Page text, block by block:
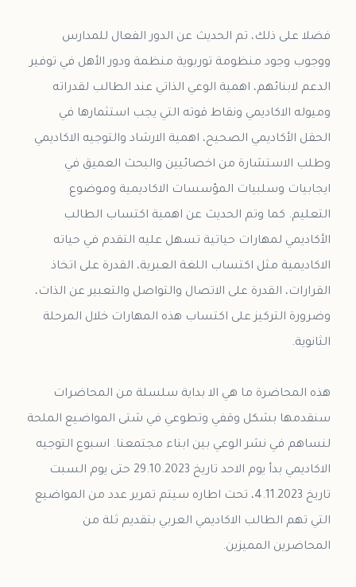
فضلا على ذلك، تم الحديث عن الدور الفعال للمدارس
ووجوب وجود منظومة توربوية منظمة ودور الأهل في توفير
الدعم لابنائهم، اهمية الوعي الذاتي عند الطالب لقدراته
وميوله الاكاديمي ونقاط قوته التي يجب استثمارها في
الحقل الأكاديمي الصحيح، اهمية الارشاد والتوجيه الاكاديمي
وطلب الاستشارة من اخصائيين والبحث العميق في
ايجابيات وسلبيات المؤسسات الاكاديمية وموضوع
التعليم. كما وتم الحديث عن اهمية اكتساب الطالب
الأكاديمي لمهارات حياتية تسهل عليه التقدم في حياته
الاكاديمية مثل اكتساب اللغة العبرية، القدرة على اتخاذ
القرارات، القدرة على الاتصال والتواصل والتعبير عن الذات،
وضرورة التركيز على اكتساب هذه المهارات خلال المرحلة
هذه المحاضرة ما هي الا بداية سلسلة من المحاضرات
سنقدمها بشكل وقفي وتطوعي في شتى المواضيع الملحة
لنساهم في نشر الوعي بين ابناء مجتمعنا. اسبوع التوجيه
الاكاديمي بدأ يوم الاحد تاريخ 29.10.2023 حتى يوم السبت
تاريخ 4.11.2023، تحت اطاره سيتم تمرير عدد من المواضيع
التي تهم الطالب الاكاديمي العربي بتقديم ثلة من